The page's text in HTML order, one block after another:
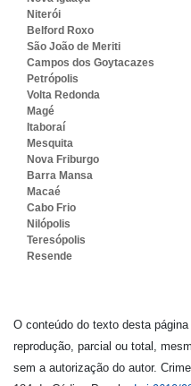
Niterói
Belford Roxo
São João de Meriti
Campos dos Goytacazes
Petrópolis
Volta Redonda
Magé
Itaboraí
Mesquita
Nova Friburgo
Barra Mansa
Macaé
Cabo Frio
Nilópolis
Teresópolis
Resende
O conteúdo do texto desta
reprodução, parcial ou total,
sem a autorização do autor.